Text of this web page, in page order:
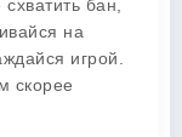
бан,
на
игрой.
скорее